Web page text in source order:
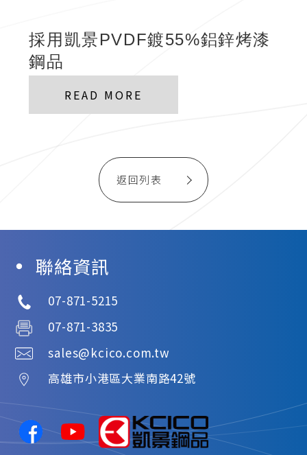
採用凱景PVDF鍍55%鋁鋅烤漆
鋼品
READ MORE
返回列表
聯絡資訊
07-871-5215
07-871-3835
sales@kcico.com.tw
高雄市小港區大業南路42號